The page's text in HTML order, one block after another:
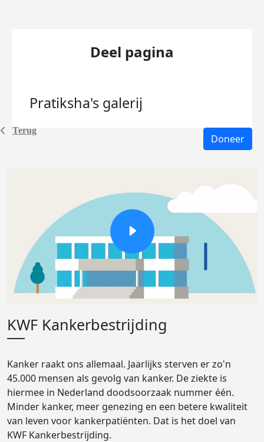
Terug
Deel pagina
Pratiksha's galerij
Doneer
KWF Kankerbestrijding
Kanker raakt ons allemaal. Jaarlijks sterven er zo'n
45.000 mensen als gevolg van kanker. De ziekte is
hiermee in Nederland doodsoorzaak nummer één.
Minder kanker, meer genezing en een betere kwaliteit
van leven voor kankerpatiënten. Dat is het doel van
KWF Kankerbestrijding.